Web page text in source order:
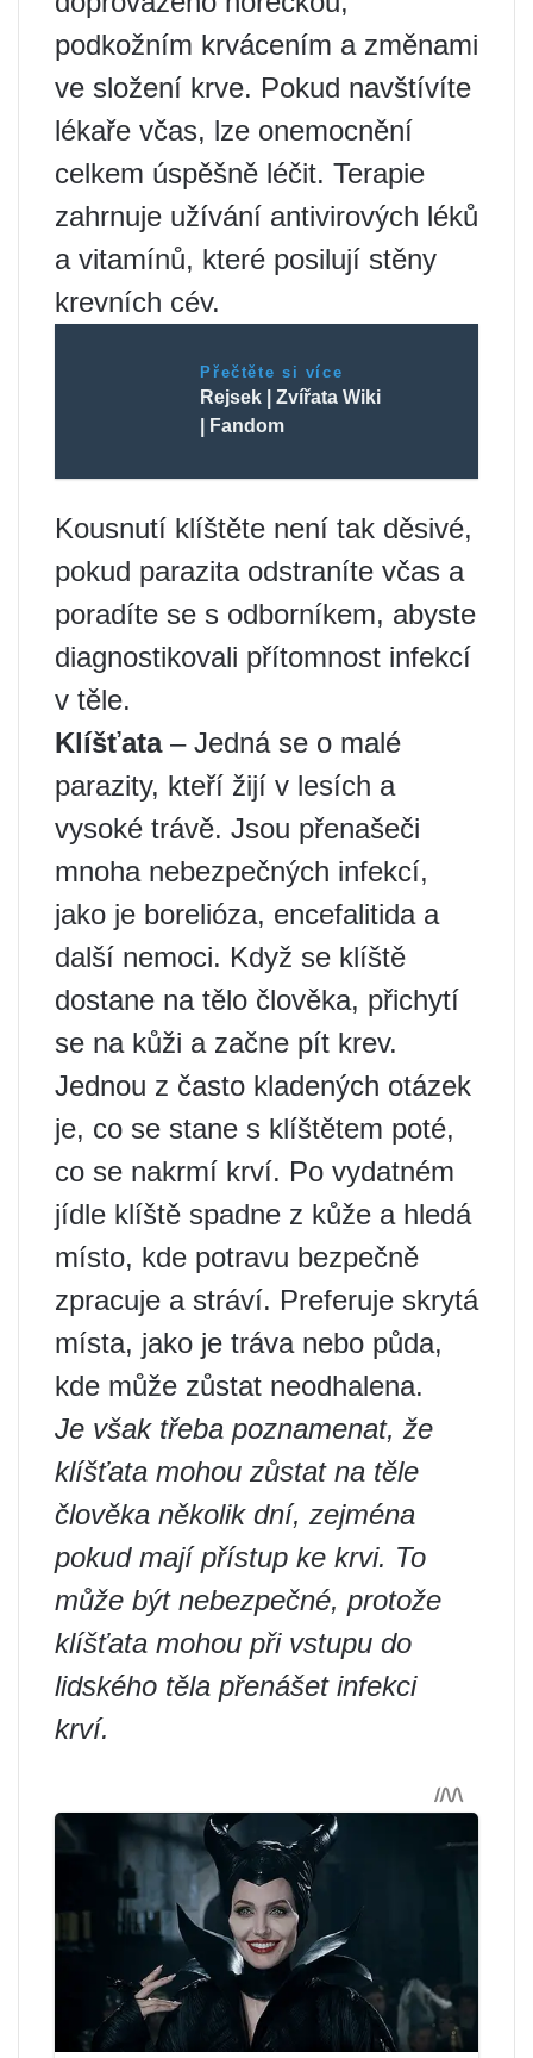
podkožním krvácením a změnami
ve složení krve. Pokud navštívíte
lékaře včas, lze onemocnění
celkem úspěšně léčit. Terapie
zahrnuje užívání antivirových léků
a vitamínů, které posilují stěny
krevních cév.
Přečtěte si více
Rejsek | Zvířata Wiki
| Fandom
Kousnutí klíštěte není tak děsivé,
pokud parazita odstraníte včas a
poradíte se s odborníkem, abyste
diagnostikovali přítomnost infekcí
v těle.
Klíšťata– Jedná se o malé
parazity, kteří žijí v lesích a
vysoké trávě. Jsou přenašeči
mnoha nebezpečných infekcí,
jako je borelióza, encefalitida a
další nemoci. Když se klíště
dostane na tělo člověka, přichytí
se na kůži a začne pít krev.
Jednou z často kladených otázek
je, co se stane s klíštětem poté,
co se nakrmí krví. Po vydatném
jídle klíště spadne z kůže a hledá
místo, kde potravu bezpečně
zpracuje a stráví. Preferuje skrytá
místa, jako je tráva nebo půda,
kde může zůstat neodhalena.
Je však třeba poznamenat, že
klíšťata mohou zůstat na těle
člověka několik dní, zejména
pokud mají přístup ke krvi. To
může být nebezpečné, protože
klíšťata mohou při vstupu do
lidského těla přenášet infekci
krví.